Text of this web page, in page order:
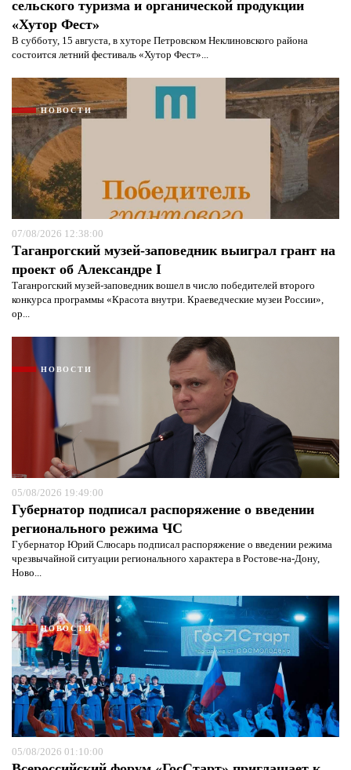
сельского туризма и органической продукции
«Хутор Фест»
В субботу, 15 августа, в хуторе Петровском Неклиновского района
состоится летний фестиваль «Хутор Фест»...
НОВОСТИ
07/08/2026 12:38:00
Таганрогский музей-заповедник выиграл грант на
проект об Александре I
Таганрогский музей-заповедник вошел в число победителей второго
конкурса программы «Красота внутри. Краеведческие музеи России»,
ор...
НОВОСТИ
05/08/2026 19:49:00
Губернатор подписал распоряжение о введении
регионального режима ЧС
Губернатор Юрий Слюсарь подписал распоряжение о введении режима
чрезвычайной ситуации регионального характера в Ростове-на-Дону,
Ново...
НОВОСТИ
05/08/2026 01:10:00
политикой конфиденциальности и
защиты информации*
Я согласен сполитикой конфиденциальности и
защиты информации*